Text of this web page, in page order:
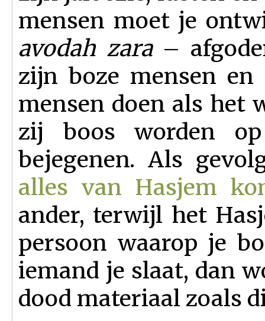
mensen moet je
avodah zara–
zijn boze mensen
mensen doen als het
zij boos worden
bejegenen. Als
alles van Hasjem
ander, terwijl het
persoon waarop je
iemand je slaat, dan
dood materiaal zoals